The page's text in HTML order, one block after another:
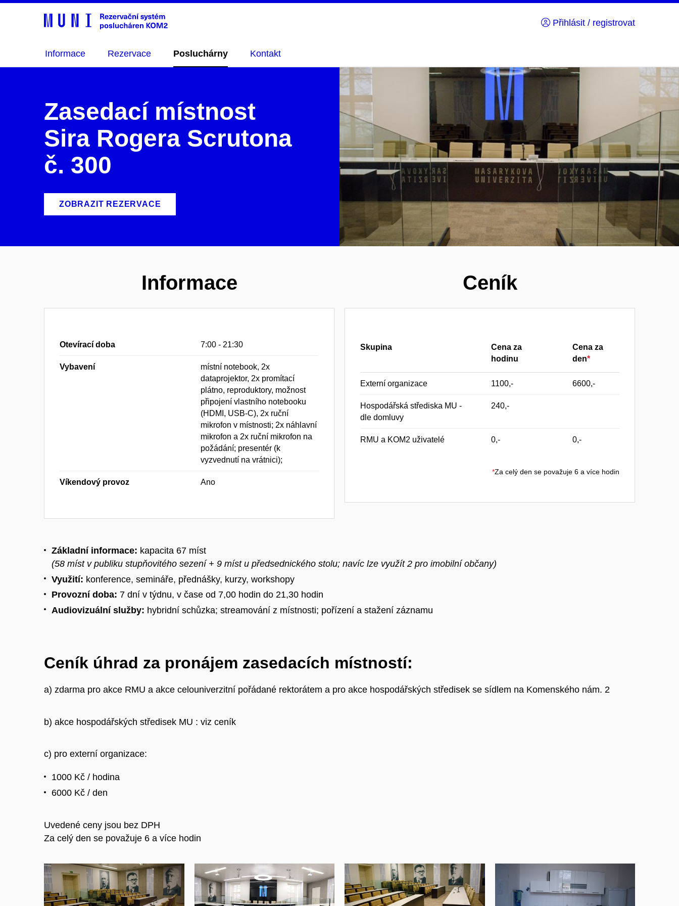
Přihlásit / registrovat
Informace Rezervace Posluchárny Kontakt
Zasedací místnost
Sira Rogera Scrutona
č. 300
ZOBRAZIT REZERVACE
Informace
Otevírací doba 7:00 - 21:30
Vybavení
místní notebook, 2x
dataprojektor, 2x promítací
plátno, reproduktory, možnost
připojení vlastního notebooku
(HDMI, USB-C), 2x ruční
mikrofon v místnosti; 2x náhlavní
mikrofon a 2x ruční mikrofon na
požádání; presentér (k
vyzvednutí na vrátnici);
Víkendový provoz Ano
Ceník
Skupina
Cena za
hodinu
Cena za
den*
Externí organizace 1100,- 6600,-
Hospodářská střediska MU -
dle domluvy
240,-
RMU a KOM2 uživatelé 0,- 0,-
*Za celý den se považuje 6 a více hodin
Základní informace: kapacita 67 míst
(58 míst v publiku stupňovitého sezení + 9 míst u předsednického stolu; navíc lze využít 2 pro imobilní občany)
Využití: konference, semináře, přednášky, kurzy, workshopy
Provozní doba: 7 dní v týdnu, v čase od 7,00 hodin do 21,30 hodin
Audiovizuální služby: hybridní schůzka; streamování z místnosti; pořízení a stažení záznamu
Ceník úhrad za pronájem zasedacích místností:
a) zdarma pro akce RMU a akce celouniverzitní pořádané rektorátem a pro akce hospodářských středisek se sídlem na Komenského nám. 2
b) akce hospodářských středisek MU : viz ceník
c) pro externí organizace:
1000 Kč / hodina
6000 Kč / den
Uvedené ceny jsou bez DPH
Za celý den se považuje 6 a více hodin